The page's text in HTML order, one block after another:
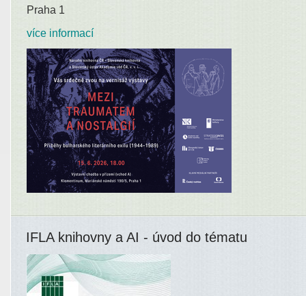
Praha 1
více informací
IFLA knihovny a AI - úvod do tématu